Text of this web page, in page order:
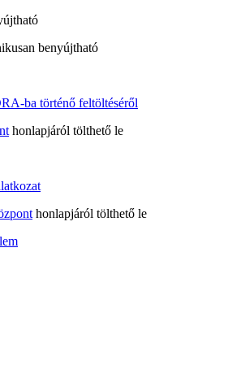
benyújtható
ba történő feltöltéséről
honlapjáról tölthető le
honlapjáról tölthető le